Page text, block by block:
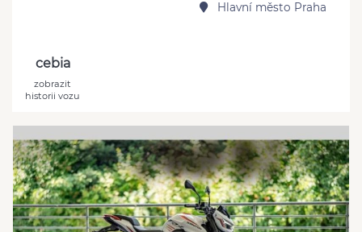
Hlavní město Praha
cebia
zobrazit
historii vozu